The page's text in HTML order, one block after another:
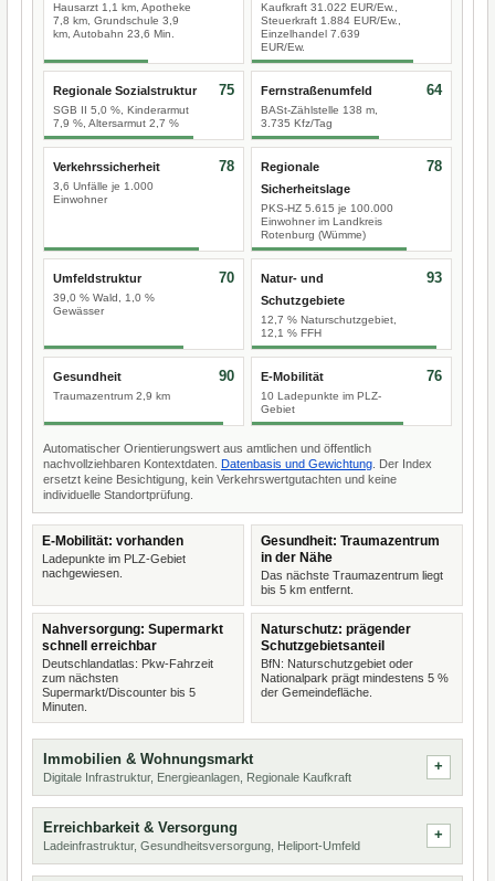
Hausarzt 1,1 km, Apotheke
7,8 km, Grundschule 3,9
km, Autobahn 23,6 Min.
Kaufkraft 31.022 EUR/Ew.,
Steuerkraft 1.884 EUR/Ew.,
Einzelhandel 7.639
EUR/Ew.
Regionale Sozialstruktur
SGB II 5,0 %, Kinderarmut
7,9 %, Altersarmut 2,7 %
75 Fernstraßenumfeld
BASt-Zählstelle 138 m,
3.735 Kfz/Tag
64
Verkehrssicherheit
3,6 Unfälle je 1.000
Einwohner
78
Regionale
Sicherheitslage
PKS-HZ 5.615 je 100.000
Einwohner im Landkreis
Rotenburg (Wümme)
78
Umfeldstruktur
39,0 % Wald, 1,0 %
Gewässer
70
Natur- und
Schutzgebiete
12,7 % Naturschutzgebiet,
12,1 % FFH
93
Gesundheit
Traumazentrum 2,9 km
90 E-Mobilität
10 Ladepunkte im PLZ-
Gebiet
76
Automatischer Orientierungswert aus amtlichen und öffentlich
nachvollziehbaren Kontextdaten. Datenbasis und Gewichtung . Der Index
ersetzt keine Besichtigung, kein Verkehrswertgutachten und keine
individuelle Standortprüfung.
E-Mobilität: vorhanden
Ladepunkte im PLZ-Gebiet
nachgewiesen.
Gesundheit: Traumazentrum
in der Nähe
Das nächste Traumazentrum liegt
bis 5 km entfernt.
Nahversorgung: Supermarkt
schnell erreichbar
Deutschlandatlas: Pkw-Fahrzeit
zum nächsten
Supermarkt/Discounter bis 5
Minuten.
Naturschutz: prägender
Schutzgebietsanteil
BfN: Naturschutzgebiet oder
Nationalpark prägt mindestens 5 %
der Gemeindefläche.
Immobilien & Wohnungsmarkt
Digitale Infrastruktur, Energieanlagen, Regionale Kaufkraft
Erreichbarkeit & Versorgung
Ladeinfrastruktur, Gesundheitsversorgung, Heliport-Umfeld